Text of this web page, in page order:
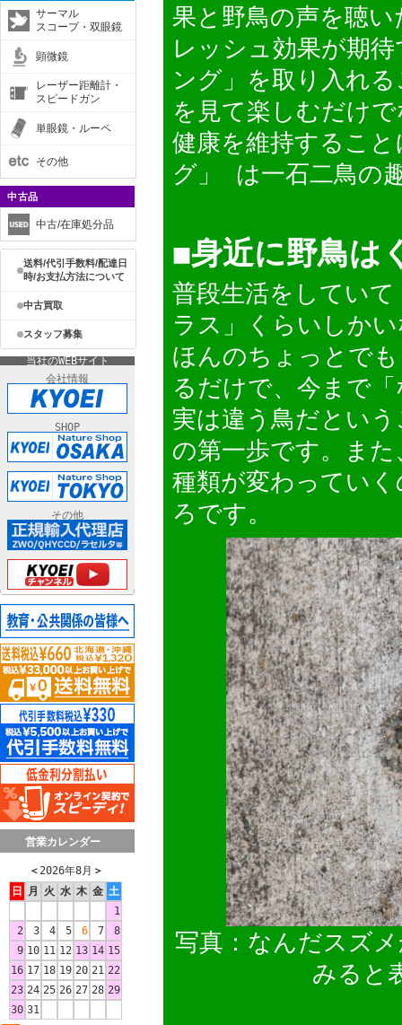
サーマル
スコープ・双眼鏡
顕微鏡
レーザー距離計・
スピードガン
単眼鏡・ルーペ
その他
中古品
中古/在庫処分品
送料/代引手数料/配達日
時/お支払方法について
中古買取
スタッフ募集
当社のWEBサイト
会社情報
SHOP
その他
営業カレンダー
＜ 2026年8月 ＞
日
月 火 水 木 金 土
1
2
3 4 5 6 7
8
9 10 11 12 13 14 15
16 17 18 19 20 21 22
23 24 25 26 27 28 29
30 31
果と野鳥の声を聴
レッシュ効果が期
ング」を取り入れ
を見て楽しむだけ
健康を維持するこ
グ」 は一石二鳥の
◼︎身近に野鳥は
普段生活をしてい
ラス」くらいしか
ほんのちょっとで
るだけで、今まで
実は違う鳥だとい
の第一歩です。ま
種類が変わってい
ろです。
写真：なんだスズ
みると